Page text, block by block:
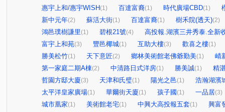
惠宇上和/惠宇WISH(1) 百達富裔(1) 時代廣場CBD(1)
新中元年(2) 蘇活大街(1) 百達富裔(1) 樹禾院(透天)(2)
鴻邑璞樹謙里(1) 碧根21號(4)
高投報.湖濱三井秀泰.全新
富宇上和苑(3) 豐邑椰城(1) 互助大樓(3) 歡喜之樓(1)
勝美松竹(1) 天下意匠(2) 鄉林美術館老佛爺勤美(1)
崝
第一家庭二期A棟(2) 中清路日式洋房(1) 勝美誠(1)
精
哲園方邸大廈(3) 天津和氏璧(1) 陽光之邑(1)
浩瀚湖濱
太平洋皇家廣場(1) 華爾街天廈(1) 孩子國 (1) 一品居(3)
城市凰家(1) 美術館老宅(1) 中興大高投報五套(1)
興富